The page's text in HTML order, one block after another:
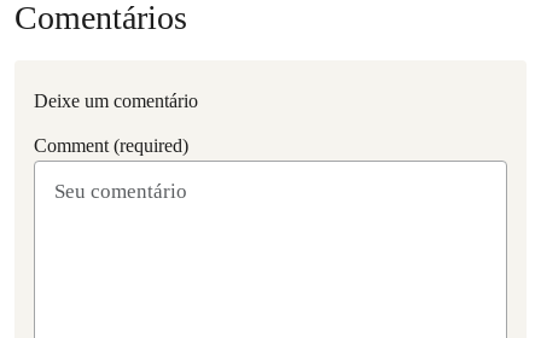
Comentários
Deixe um comentário
Comment (required)